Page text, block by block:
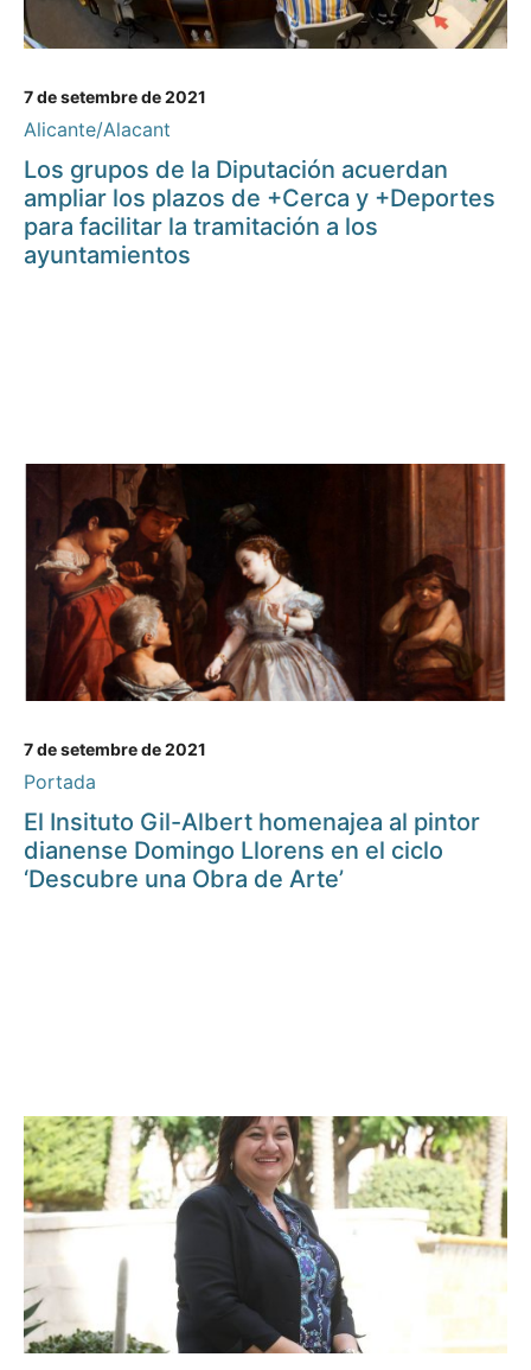
7 de setembre de 2021
Alicante/Alacant
Los grupos de la Diputación acuerdan
ampliar los plazos de +Cerca y +Deportes
para facilitar la tramitación a los
ayuntamientos
7 de setembre de 2021
Portada
El Insituto Gil-Albert homenajea al pintor
dianense Domingo Llorens en el ciclo
‘Descubre una Obra de Arte’